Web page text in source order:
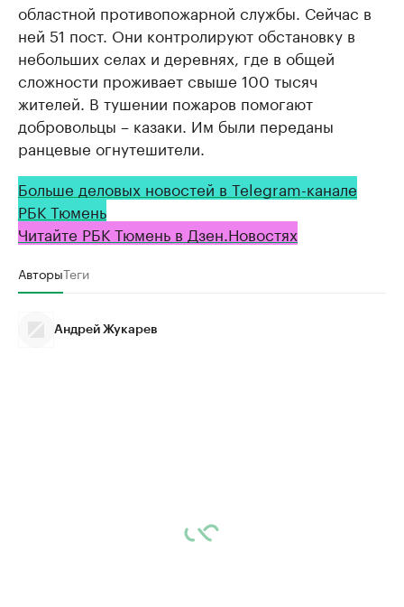
областной противопожарной службы. Сейчас в
ней 51 пост. Они контролируют обстановку в
небольших селах и деревнях, где в общей
сложности проживает свыше 100 тысяч
жителей. В тушении пожаров помогают
добровольцы – казаки. Им были переданы
ранцевые огнутешители.
Больше деловых новостей в Telegram-канале
РБК Тюмень
Читайте РБК Тюмень в Дзен.Новостях
АвторыТеги
Андрей Жукарев